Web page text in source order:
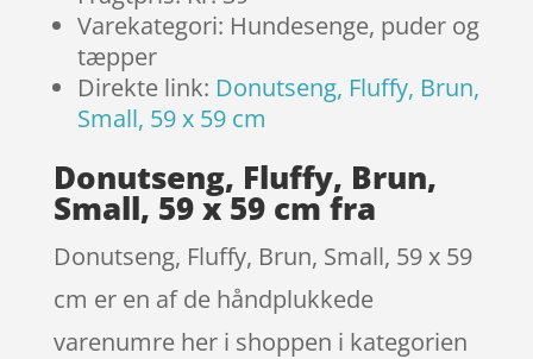
Varekategori: Hundesenge, puder og
tæpper
Direkte link: Donutseng, Fluffy, Brun,
Small, 59 x 59 cm
Donutseng, Fluffy, Brun,
Small, 59 x 59 cm fra
Donutseng, Fluffy, Brun, Small, 59 x 59
cm er en af de håndplukkede
varenumre her i shoppen i kategorien